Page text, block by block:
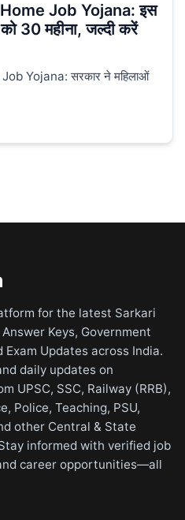
Job Yojana: इस
30 महीना, जल्दी करें
Yojana: सरकार ने महिलाओं
for the latest Sarkari
Keys, Government
Exam Updates across India.
daily updates on
UPSC, SSC, Railway (RRB),
Police, Teaching, PSU,
other Central & State
informed with verified job
career opportunities—all